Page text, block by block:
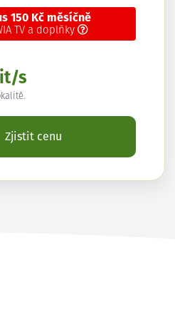
150 Kč měsíčně
TV a doplňky
s
Zjistit cenu